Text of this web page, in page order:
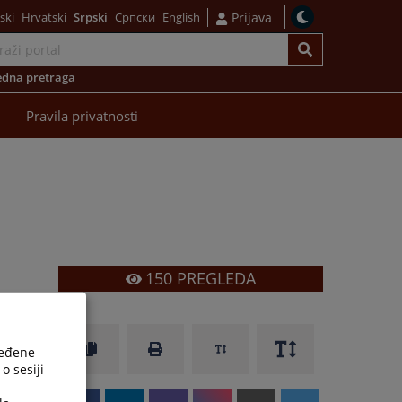
Hrvatski Srpski Српски English Prijava
pretraga
Pravila privatnosti
150PREGLEDA
sesiji